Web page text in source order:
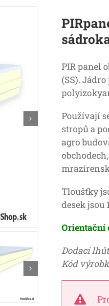
PIR panel
(SS).
Používají
stropů a
agro
Tloušťky
desek jsou
Orientační
Dodací
Kód